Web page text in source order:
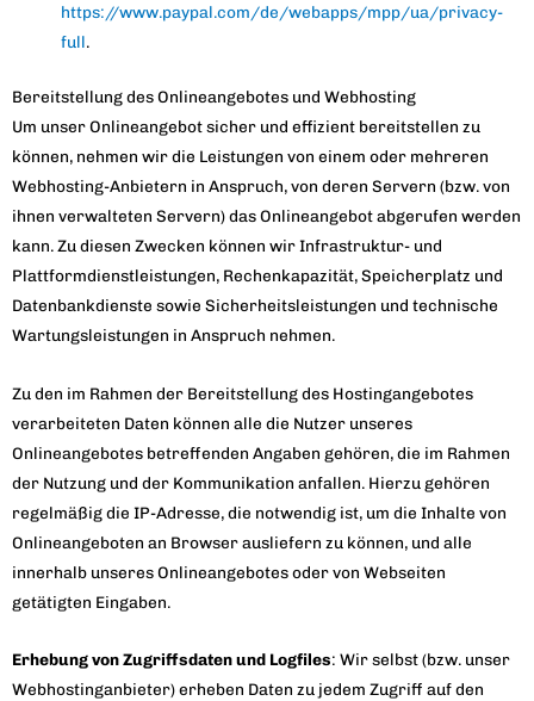
https://www.paypal.com/de/webapps/mpp/ua/privacy-
full.
Bereitstellung des Onlineangebotes und Webhosting
Um unser Onlineangebot sicher und effizient bereitstellen zu
können, nehmen wir die Leistungen von einem oder mehreren
Webhosting-Anbietern in Anspruch, von deren Servern (bzw. von
ihnen verwalteten Servern) das Onlineangebot abgerufen werden
kann. Zu diesen Zwecken können wir Infrastruktur- und
Plattformdienstleistungen, Rechenkapazität, Speicherplatz und
Datenbankdienste sowie Sicherheitsleistungen und technische
Wartungsleistungen in Anspruch nehmen.
Zu den im Rahmen der Bereitstellung des Hostingangebotes
verarbeiteten Daten können alle die Nutzer unseres
Onlineangebotes betreffenden Angaben gehören, die im Rahmen
der Nutzung und der Kommunikation anfallen. Hierzu gehören
regelmäßig die IP-Adresse, die notwendig ist, um die Inhalte von
Onlineangeboten an Browser ausliefern zu können, und alle
innerhalb unseres Onlineangebotes oder von Webseiten
getätigten Eingaben.
Erhebung von Zugriffsdaten und Logfiles: Wir selbst (bzw. unser
Webhostinganbieter) erheben Daten zu jedem Zugriff auf den